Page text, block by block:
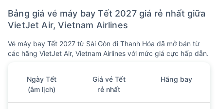
Bảng giá vé máy bay Tết 2027 giá rẻ nhất giữa
VietJet Air, Vietnam Airlines
Vé máy bay Tết 2027 từ Sài Gòn đi Thanh Hóa đã mở bán từ
các hãng VietJet Air, Vietnam Airlines với mức giá cực hấp dẫn.
Ngày Tết
(âm lịch)
Giá vé Tết
rẻ nhất
Hãng bay